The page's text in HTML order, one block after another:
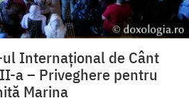
Internațional de Cânt
a – Priveghere pentru
Marina